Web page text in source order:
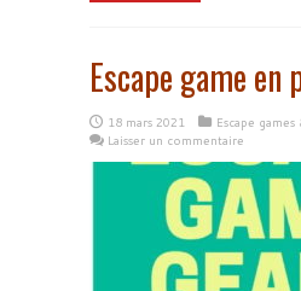
Escape game en
18 mars 2021
Escape
Laisser un commentaire